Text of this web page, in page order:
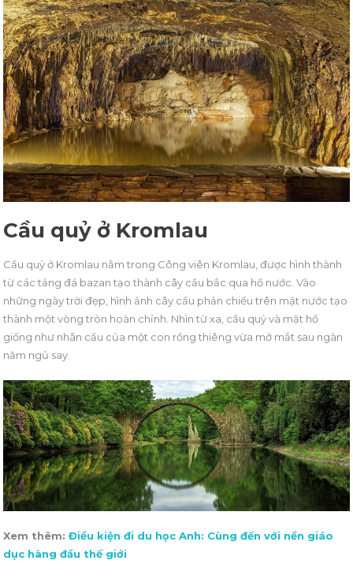
Cầu quỷ ở Kromlau
Cầu quỷ ở Kromlau nằm trong Công viên Kromlau, được hình thành
từ các tảng đá bazan tạo thành cây cầu bắc qua hồ nước. Vào
những ngày trời đẹp, hình ảnh cây cầu phản chiếu trên mặt nước tạo
thành một vòng tròn hoàn chỉnh. Nhìn từ xa, cầu quỷ và mặt hồ
giống như nhãn cầu của một con rồng thiêng vừa mở mắt sau ngàn
năm ngủ say.
Xem thêm:Điều kiện đi du học Anh: Cùng đến với nền giáo
dục hàng đầu thế giới